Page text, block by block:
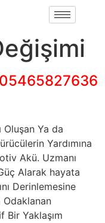
05465827636
Oluşan Ya da
Yardımına
Akü. Uzmanı
Alarak hayata
Derinlemesine
Odaklanan
Bir Yaklaşım